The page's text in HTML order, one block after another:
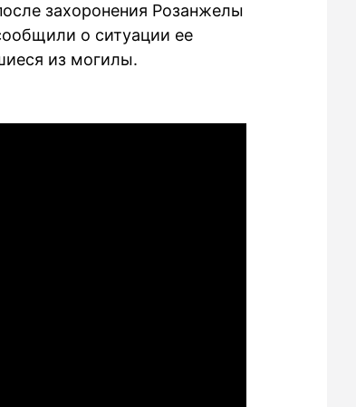
захоронения Розанжелы
о ситуации ее
из могилы.